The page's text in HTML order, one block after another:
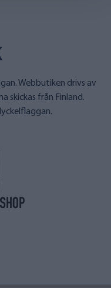
Webbutiken drivs av
skickas från Finland.